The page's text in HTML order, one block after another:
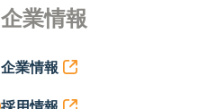
企業情報
企業情報